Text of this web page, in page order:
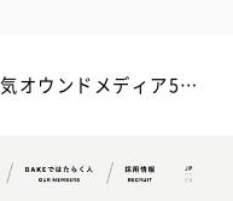
人気オウンドメディア5選に学ぶ：ユニークな視点でのコンテンツ作り